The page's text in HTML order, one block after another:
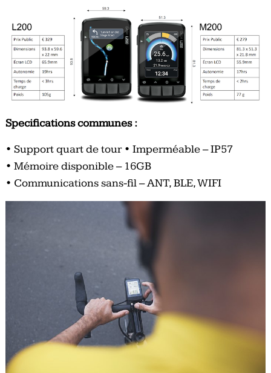
Specifications communes :
• Support quart de tour • Imperméable – IP57
• Mémoire disponible – 16GB
• Communications sans-fil – ANT, BLE, WIFI